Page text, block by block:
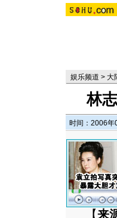
娱乐频道 > 大
林
时间：2006
【来